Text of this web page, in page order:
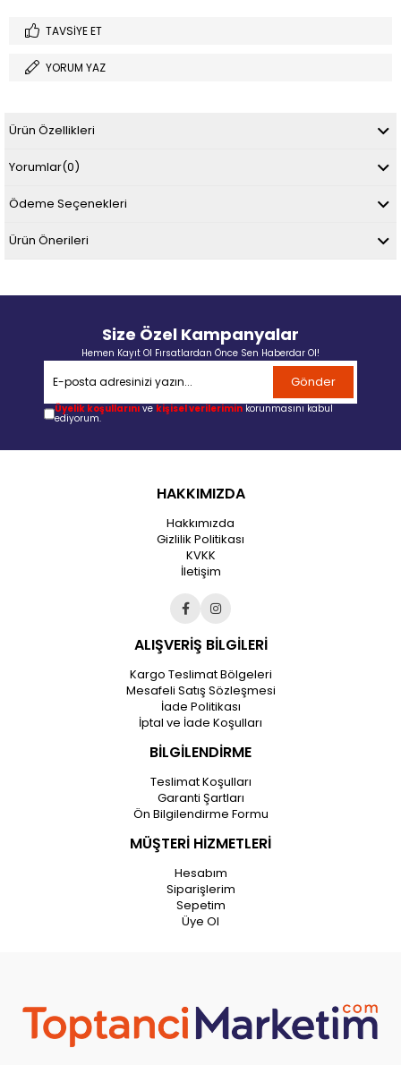
TAVSIYE ET
YORUM YAZ
Ürün Özellikleri
Yorumlar(0)
Ödeme Seçenekleri
Ürün Önerileri
Size Özel Kampanyalar
Hemen Kayıt Ol Fırsatlardan Önce Sen Haberdar Ol!
Gönder
Üyelik koşullarını ve kişisel verilerimin korunmasını kabul
ediyorum.
HAKKIMIZDA
Hakkımızda
Gizlilik Politikası
KVKK
İletişim
ALIŞVERİŞ BİLGİLERİ
Kargo Teslimat Bölgeleri
Mesafeli Satış Sözleşmesi
İade Politikası
İptal ve İade Koşulları
BİLGİLENDİRME
Teslimat Koşulları
Garanti Şartları
Ön Bilgilendirme Formu
MÜŞTERİ HİZMETLERİ
Hesabım
Siparişlerim
Sepetim
Üye Ol